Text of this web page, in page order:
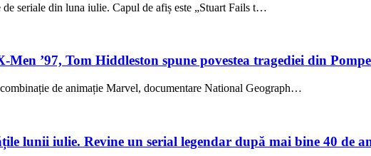
seriale din luna iulie. Capul de afiș este „Stuart Fails t…
Men ’97, Tom Hiddleston spune povestea tragediei din
de animație Marvel, documentare National Geograph…
lunii iulie. Revine un serial legendar după mai bine 40 de